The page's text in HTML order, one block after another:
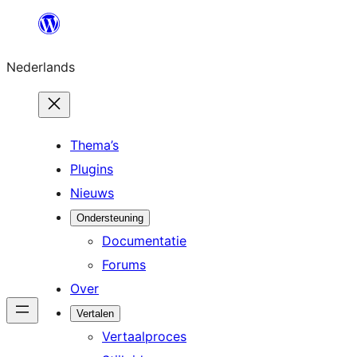
de
inhoud
Nederlands
Thema’s
Plugins
Nieuws
Ondersteuning
Documentatie
Forums
Over
Vertalen
Vertaalproces